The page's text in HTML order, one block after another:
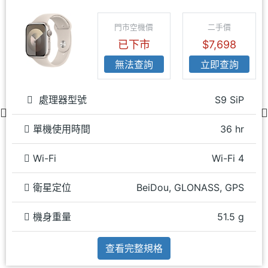
門市空機價
已下市
無法查詢
二手價
$7,698
立即查詢
處理器型號 S9 SiP
單機使用時間 36 hr
Wi-Fi Wi-Fi 4
衛星定位 BeiDou, GLONASS, GPS
機身重量 51.5 g
查看完整規格